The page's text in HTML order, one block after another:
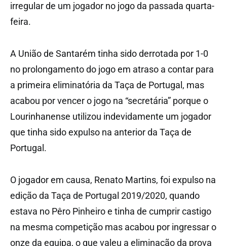
irregular de um jogador no jogo da passada quarta-
feira.
A União de Santarém tinha sido derrotada por 1-0
no prolongamento do jogo em atraso a contar para
a primeira eliminatória da Taça de Portugal, mas
acabou por vencer o jogo na “secretária” porque o
Lourinhanense utilizou indevidamente um jogador
que tinha sido expulso na anterior da Taça de
Portugal.
O jogador em causa, Renato Martins, foi expulso na
edição da Taça de Portugal 2019/2020, quando
estava no Pêro Pinheiro e tinha de cumprir castigo
na mesma competição mas acabou por ingressar o
onze da equipa, o que valeu a eliminação da prova